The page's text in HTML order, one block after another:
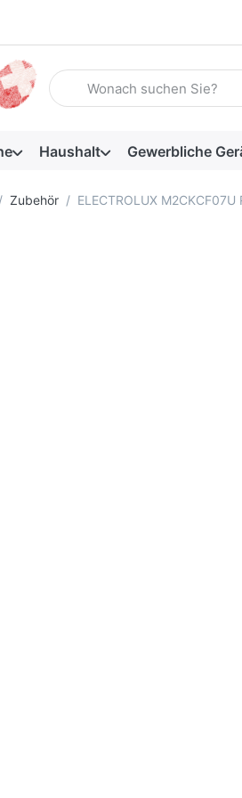
Geben Sie einen Suchbegriff
Haushalt Gewerbliche
Zubehör ELECTROLUX